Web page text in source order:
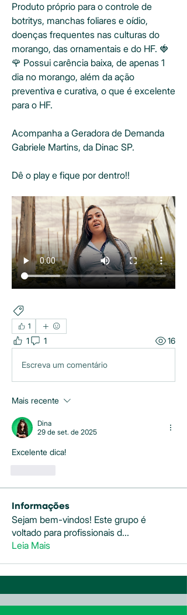
Produto próprio para o controle de
botritys, manchas foliares e oídio,
doenças frequentes nas culturas do
morango, das ornamentais e do HF. 🍓
🌹 Possui carência baixa, de apenas 1
dia no morango, além da ação
preventiva e curativa, o que é excelente
para o HF.
Acompanha a Geradora de Demanda
Gabriele Martins, da Dinac SP.
Dê o play e fique por dentro!!
1
1 1 16
Escreva um comentário
Mais recente
Dina
29 de set. de 2025
Excelente dica!
Informações
Sejam bem-vindos! Este grupo é
voltado para profissionais d...
Leia Mais